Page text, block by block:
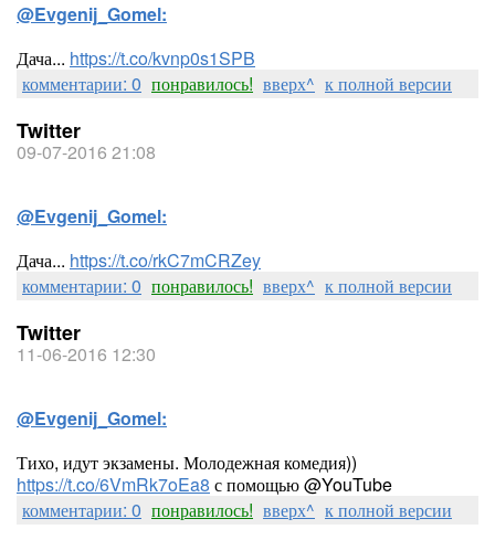
@Evgenij_Gomel:
Дача... https://t.co/kvnp0s1SPB
комментарии: 0 понравилось! вверх^ к полной версии
Twitter
09-07-2016 21:08
@Evgenij_Gomel:
Дача... https://t.co/rkC7mCRZey
комментарии: 0 понравилось! вверх^ к полной версии
Twitter
11-06-2016 12:30
@Evgenij_Gomel:
Тихо, идут экзамены. Молодежная комедия))
https://t.co/6VmRk7oEa8 с помощью @YouTube
комментарии: 0 понравилось! вверх^ к полной версии